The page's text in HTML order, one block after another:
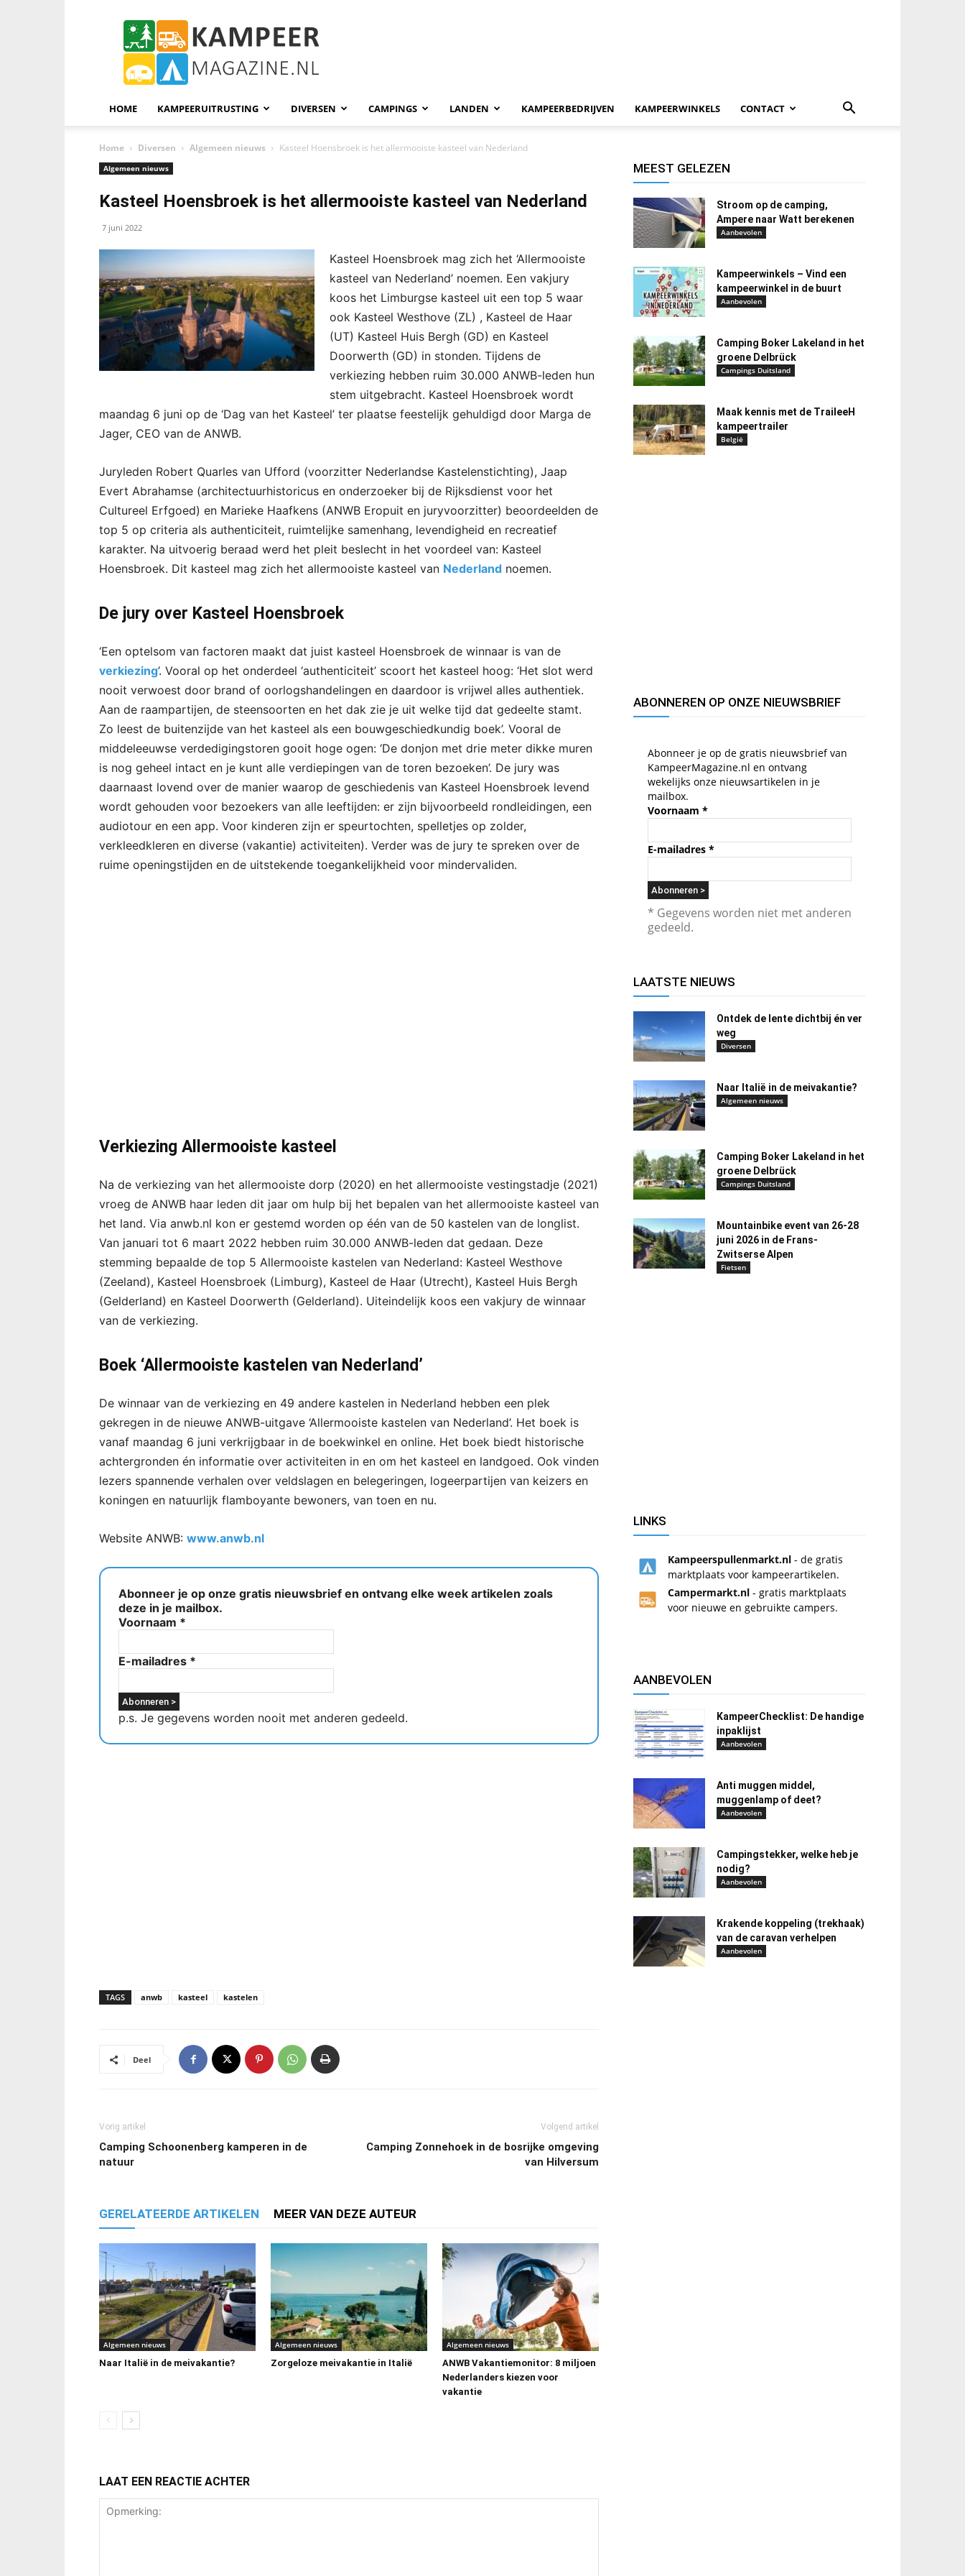
KampeerMagazine
HOME KAMPEERUITRUSTING DIVERSEN CAMPINGS LANDEN KAMPEERBEDRIJVEN KAMPEERWINKELS CONTACT
Home Diversen Algemeen nieuws Kasteel Hoensbroek is het allermooiste kasteel van Nederland
Algemeen nieuws
Kasteel Hoensbroek is het allermooiste kasteel van Nederland
7 juni 2022
Kasteel Hoensbroek mag zich het ‘Allermooiste
kasteel van Nederland’ noemen. Een vakjury
koos het Limburgse kasteel uit een top 5 waar
ook Kasteel Westhove (ZL) , Kasteel de Haar
(UT) Kasteel Huis Bergh (GD) en Kasteel
Doorwerth (GD) in stonden. Tijdens de
verkiezing hebben ruim 30.000 ANWB-leden hun
stem uitgebracht. Kasteel Hoensbroek wordt
maandag 6 juni op de ‘Dag van het Kasteel’ ter plaatse feestelijk gehuldigd door Marga de
Jager, CEO van de ANWB.
Juryleden Robert Quarles van Ufford (voorzitter Nederlandse Kastelenstichting), Jaap
Evert Abrahamse (architectuurhistoricus en onderzoeker bij de Rijksdienst voor het
Cultureel Erfgoed) en Marieke Haafkens (ANWB Eropuit en juryvoorzitter) beoordeelden de
top 5 op criteria als authenticiteit, ruimtelijke samenhang, levendigheid en recreatief
karakter. Na uitvoerig beraad werd het pleit beslecht in het voordeel van: Kasteel
Hoensbroek. Dit kasteel mag zich het allermooiste kasteel van Nederland noemen.
De jury over Kasteel Hoensbroek
‘Een optelsom van factoren maakt dat juist kasteel Hoensbroek de winnaar is van de
verkiezing’. Vooral op het onderdeel ‘authenticiteit’ scoort het kasteel hoog: ‘Het slot werd
nooit verwoest door brand of oorlogshandelingen en daardoor is vrijwel alles authentiek.
Aan de raampartijen, de steensoorten en het dak zie je uit welke tijd dat gedeelte stamt.
Zo leest de buitenzijde van het kasteel als een bouwgeschiedkundig boek’. Vooral de
middeleeuwse verdedigingstoren gooit hoge ogen: ‘De donjon met drie meter dikke muren
is nog geheel intact en je kunt alle verdiepingen van de toren bezoeken’. De jury was
daarnaast lovend over de manier waarop de geschiedenis van Kasteel Hoensbroek levend
wordt gehouden voor bezoekers van alle leeftijden: er zijn bijvoorbeeld rondleidingen, een
audiotour en een app. Voor kinderen zijn er speurtochten, spelletjes op zolder,
verkleedkleren en diverse (vakantie) activiteiten). Verder was de jury te spreken over de
ruime openingstijden en de uitstekende toegankelijkheid voor mindervaliden.
Verkiezing Allermooiste kasteel
Na de verkiezing van het allermooiste dorp (2020) en het allermooiste vestingstadje (2021)
vroeg de ANWB haar leden dit jaar om hulp bij het bepalen van het allermooiste kasteel van
het land. Via anwb.nl kon er gestemd worden op één van de 50 kastelen van de longlist.
Van januari tot 6 maart 2022 hebben ruim 30.000 ANWB-leden dat gedaan. Deze
stemming bepaalde de top 5 Allermooiste kastelen van Nederland: Kasteel Westhove
(Zeeland), Kasteel Hoensbroek (Limburg), Kasteel de Haar (Utrecht), Kasteel Huis Bergh
(Gelderland) en Kasteel Doorwerth (Gelderland). Uiteindelijk koos een vakjury de winnaar
van de verkiezing.
Boek ‘Allermooiste kastelen van Nederland’
De winnaar van de verkiezing en 49 andere kastelen in Nederland hebben een plek
gekregen in de nieuwe ANWB-uitgave ‘Allermooiste kastelen van Nederland’. Het boek is
vanaf maandag 6 juni verkrijgbaar in de boekwinkel en online. Het boek biedt historische
achtergronden én informatie over activiteiten in en om het kasteel en landgoed. Ook vinden
lezers spannende verhalen over veldslagen en belegeringen, logeerpartijen van keizers en
koningen en natuurlijk flamboyante bewoners, van toen en nu.
Website ANWB: www.anwb.nl
Abonneer je op onze gratis nieuwsbrief en ontvang elke week artikelen zoals
deze in je mailbox.
Voornaam *
E-mailadres *
p.s. Je gegevens worden nooit met anderen gedeeld.
TAGS anwb kasteel kastelen
Deel
Vorig artikel
Camping Schoonenberg kamperen in de
natuur
Volgend artikel
Camping Zonnehoek in de bosrijke omgeving
van Hilversum
GERELATEERDE ARTIKELEN MEER VAN DEZE AUTEUR
Algemeen nieuws
Naar Italië in de meivakantie?
Algemeen nieuws
Zorgeloze meivakantie in Italië
Algemeen nieuws
ANWB Vakantiemonitor: 8 miljoen
Nederlanders kiezen voor
vakantie
LAAT EEN REACTIE ACHTER
MEEST GELEZEN
Stroom op de camping,
Ampere naar Watt berekenen
Aanbevolen
Kampeerwinkels – Vind een
kampeerwinkel in de buurt
Aanbevolen
Camping Boker Lakeland in het
groene Delbrück
Campings Duitsland
Maak kennis met de TraileeH
kampeertrailer
België
ABONNEREN OP ONZE NIEUWSBRIEF
Abonneer je op de gratis nieuwsbrief van
KampeerMagazine.nl en ontvang
wekelijks onze nieuwsartikelen in je
mailbox.
Voornaam *
E-mailadres *
* Gegevens worden niet met anderen
gedeeld.
LAATSTE NIEUWS
Ontdek de lente dichtbij én ver
weg
Diversen
Naar Italië in de meivakantie?
Algemeen nieuws
Camping Boker Lakeland in het
groene Delbrück
Campings Duitsland
Mountainbike event van 26-28
juni 2026 in de Frans-
Zwitserse Alpen
Fietsen
LINKS
Kampeerspullenmarkt.nl - de gratis
marktplaats voor kampeerartikelen.
Campermarkt.nl - gratis marktplaats
voor nieuwe en gebruikte campers.
AANBEVOLEN
KampeerChecklist: De handige
inpaklijst
Aanbevolen
Anti muggen middel,
muggenlamp of deet?
Aanbevolen
Campingstekker, welke heb je
nodig?
Aanbevolen
Krakende koppeling (trekhaak)
van de caravan verhelpen
Aanbevolen